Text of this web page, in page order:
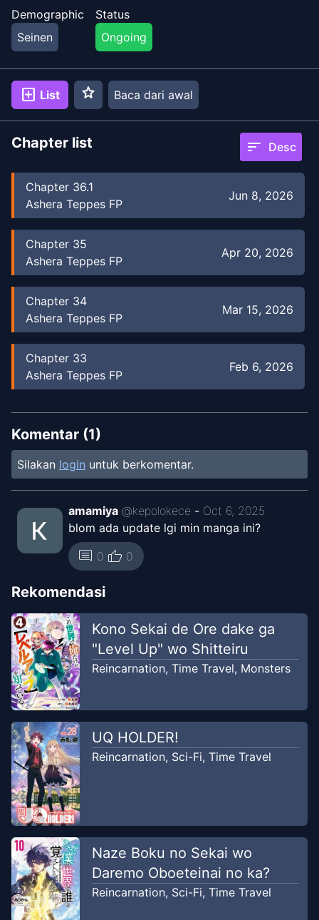
Demographic
Seinen
Status
Ongoing
add_box List star Baca dari awal
Chapter list sort Desc
Chapter 36.1
Ashera Teppes FP
Jun 8, 2026
Chapter 35
Ashera Teppes FP
Apr 20, 2026
Chapter 34
Ashera Teppes FP
Mar 15, 2026
Chapter 33
Ashera Teppes FP
Feb 6, 2026
Chapter30
Ashera Teppes FP
Chapter26
SirenKomik
May 25, 2025
Chapter25
SirenKomik
Apr 28, 2025
Chapter13
Chapter12
SirenKomik
Mar 24, 2024
Chapter11
Feb 26, 2024
Chapter10
SirenKomik
Jan 28, 2024
Chapter9
Dec 26, 2023
Chapter8
SirenKomik
Dec 24, 2023
Komentar (1)
Silakan login untuk berkomentar.
amamiya @kepolokece - Oct 6, 2025
blom ada update lgi min manga ini?
comment 0 thumb_up 0
Rekomendasi
Kono Sekai de Ore dake ga
"Level Up" wo Shitteiru
Reincarnation, Time Travel, Monsters
UQ HOLDER!
Reincarnation, Sci-Fi, Time Travel
Naze Boku no Sekai wo
Daremo Oboeteinai no ka?
Reincarnation, Sci-Fi, Time Travel